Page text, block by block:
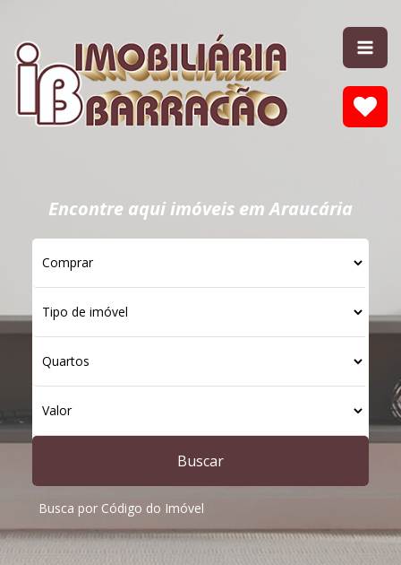
Encontre aqui imóveis em Araucária
Buscar
Busca por Código do Imóvel